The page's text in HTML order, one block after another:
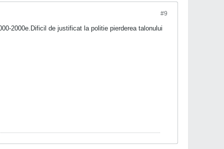
#9
2000e.Dificil de justificat la politie pierderea talonului